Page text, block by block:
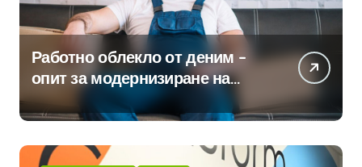
Работно облекло от деним –
опит за модернизиране на
традицията